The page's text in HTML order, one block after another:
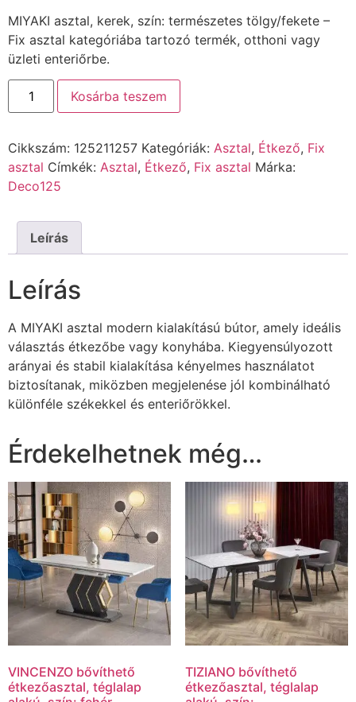
MIYAKI asztal, kerek, szín: természetes tölgy/fekete –
Fix asztal kategóriába tartozó termék, otthoni vagy
üzleti enteriőrbe.
Kosárba teszem
Cikkszám: 125211257 Kategóriák: Asztal, Étkező, Fix
asztal Címkék: Asztal, Étkező, Fix asztal Márka:
Deco125
Leírás
Leírás
A MIYAKI asztal modern kialakítású bútor, amely ideális
választás étkezőbe vagy konyhába. Kiegyensúlyozott
arányai és stabil kialakítása kényelmes használatot
biztosítanak, miközben megjelenése jól kombinálható
különféle székekkel és enteriőrökkel.
Érdekelhetnek még…
VINCENZO bővíthető
étkezőasztal, téglalap
TIZIANO bővíthető
étkezőasztal, téglalap